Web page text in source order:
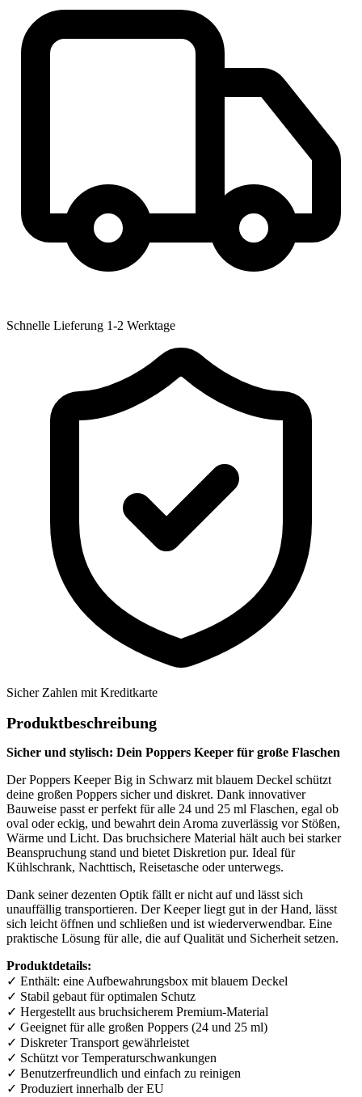
Schnelle Lieferung 1-2 Werktage
Sicher Zahlen mit Kreditkarte
Produktbeschreibung
Sicher und stylisch: Dein Poppers Keeper für große Flaschen
Der Poppers Keeper Big in Schwarz mit blauem Deckel schützt
deine großen Poppers sicher und diskret. Dank innovativer
Bauweise passt er perfekt für alle 24 und 25 ml Flaschen, egal ob
oval oder eckig, und bewahrt dein Aroma zuverlässig vor Stößen,
Wärme und Licht. Das bruchsichere Material hält auch bei starker
Beanspruchung stand und bietet Diskretion pur. Ideal für
Kühlschrank, Nachttisch, Reisetasche oder unterwegs.
Dank seiner dezenten Optik fällt er nicht auf und lässt sich
unauffällig transportieren. Der Keeper liegt gut in der Hand, lässt
sich leicht öffnen und schließen und ist wiederverwendbar. Eine
praktische Lösung für alle, die auf Qualität und Sicherheit setzen.
Produktdetails:
✓ Enthält: eine Aufbewahrungsbox mit blauem Deckel
✓ Stabil gebaut für optimalen Schutz
✓ Hergestellt aus bruchsicherem Premium-Material
✓ Geeignet für alle großen Poppers (24 und 25 ml)
✓ Diskreter Transport gewährleistet
✓ Schützt vor Temperaturschwankungen
✓ Benutzerfreundlich und einfach zu reinigen
✓ Produziert innerhalb der EU